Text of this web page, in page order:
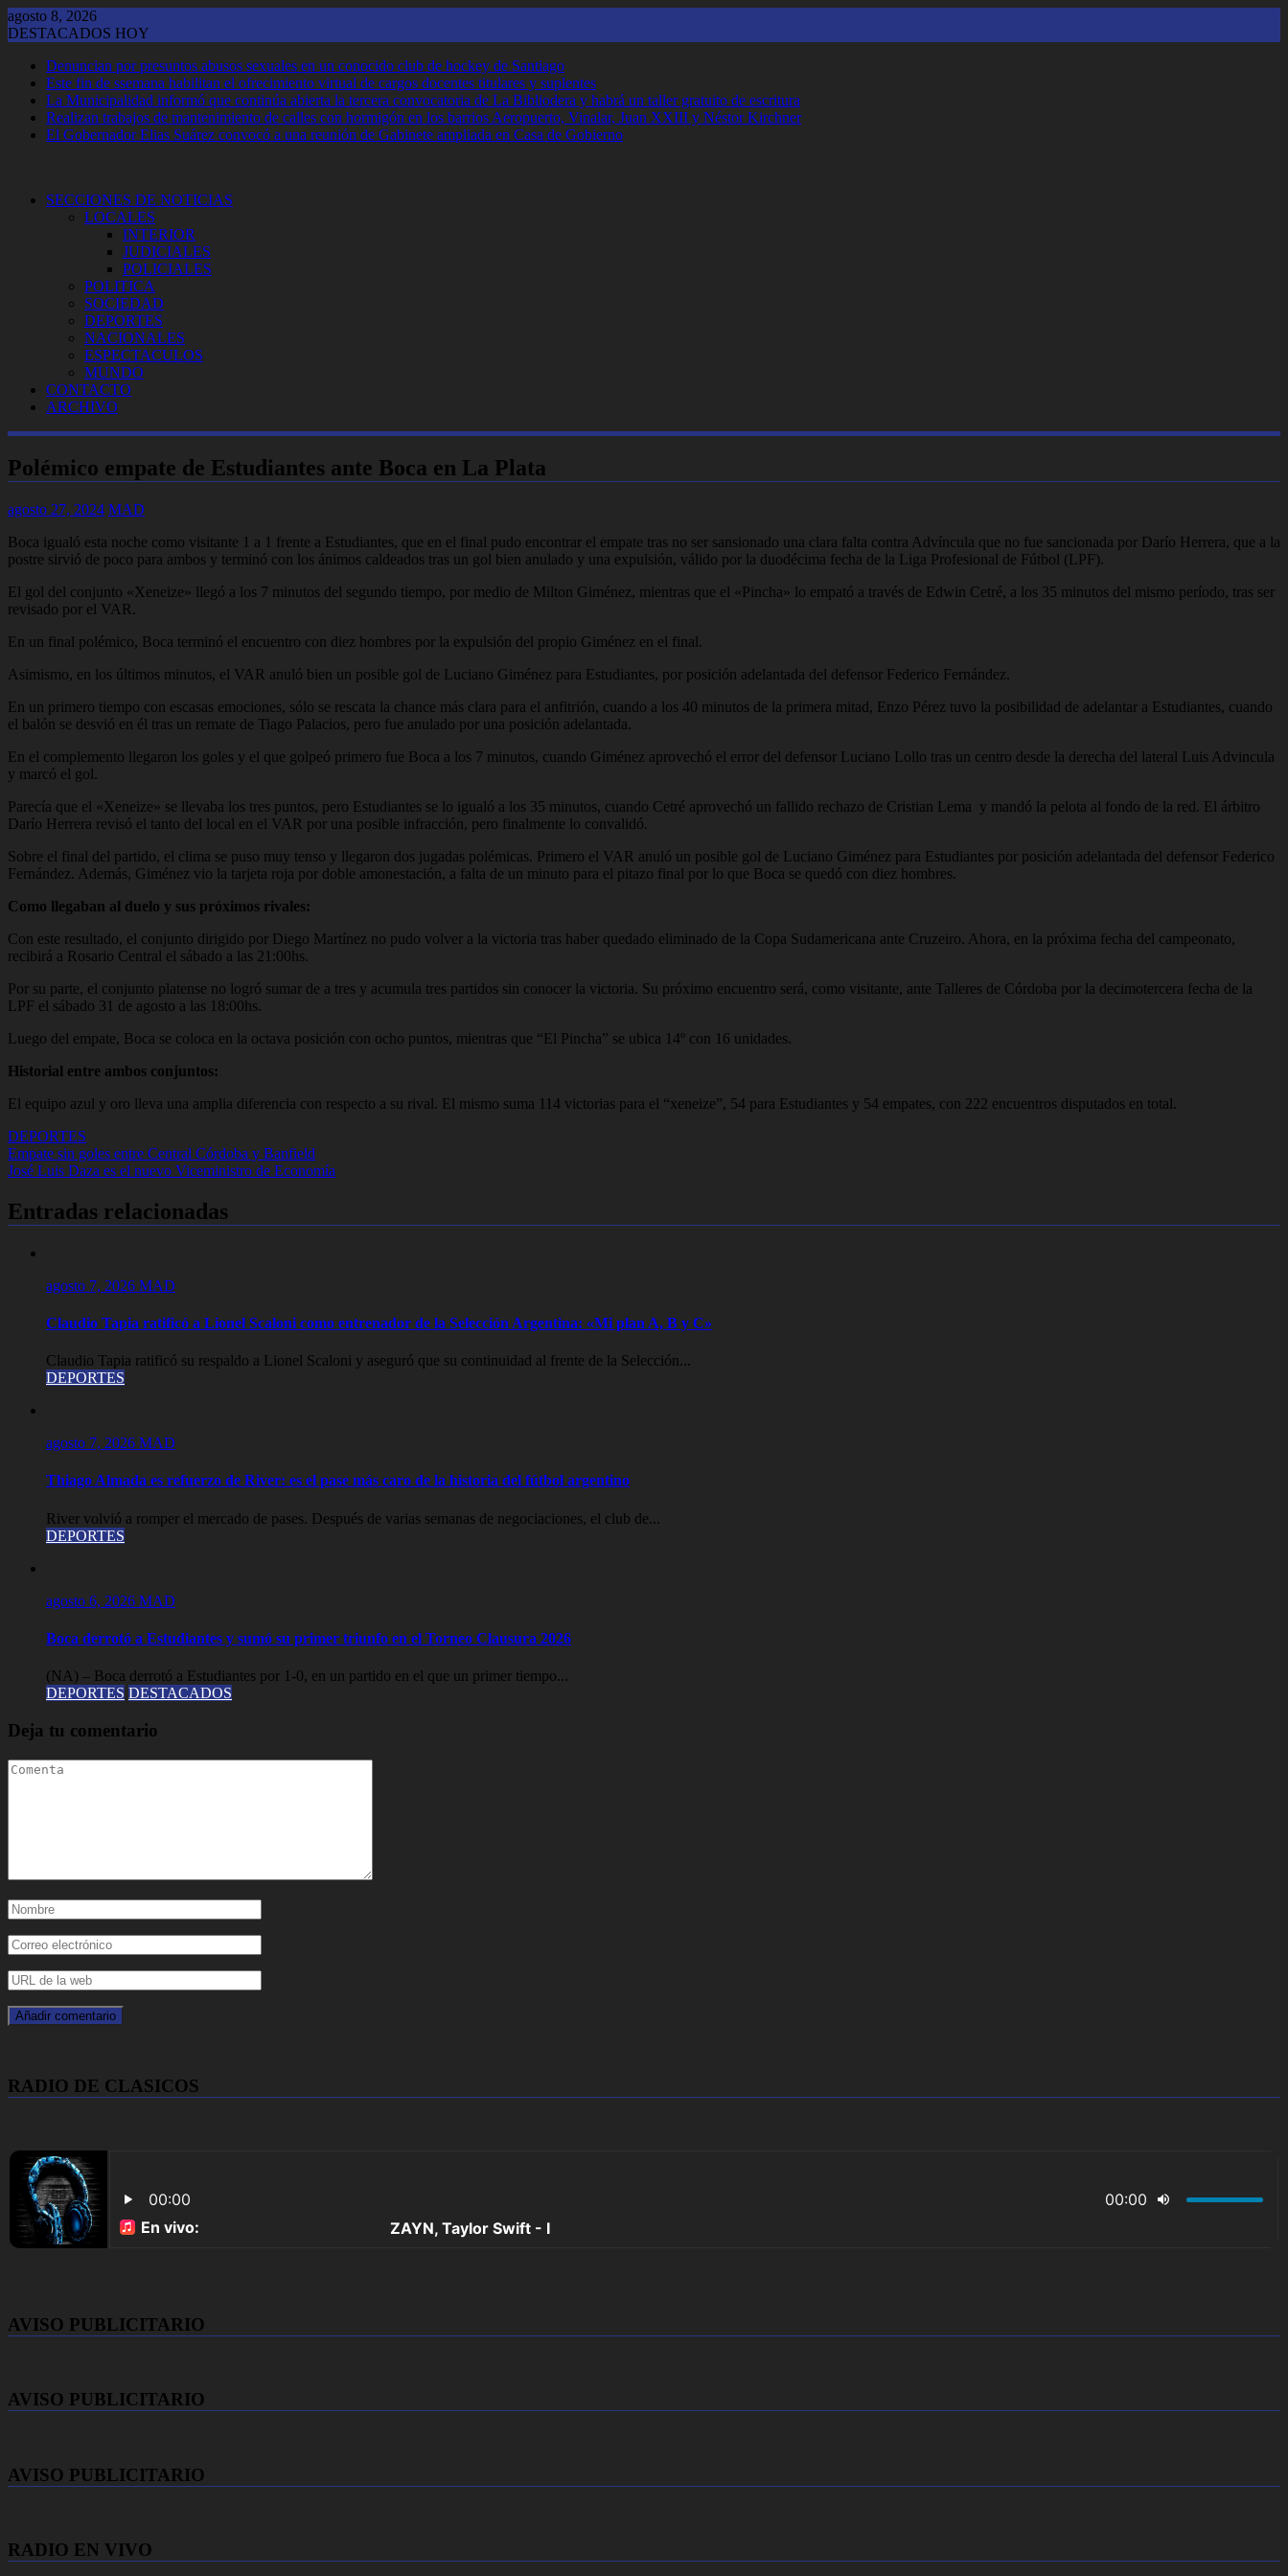
Saltar
al
agosto 8, 2026
DESTACADOS HOY
Denuncian por presuntos abusos sexuales en un conocido club de hockey de Santiago
Este fin de ssemana habilitan el ofrecimiento virtual de cargos docentes titulares y suplentes
La Municipalidad informó que continúa abierta la tercera convocatoria de La Bibliodera y habrá un taller gratuito de escritura
Realizan trabajos de mantenimiento de calles con hormigón en los barrios Aeropuerto, Vinalar, Juan XXIII y Néstor Kirchner
El Gobernador Elias Suárez convocó a una reunión de Gabinete ampliada en Casa de Gobierno
SECCIONES DE NOTICIAS
LOCALES
INTERIOR
JUDICIALES
POLICIALES
POLITICA
SOCIEDAD
DEPORTES
NACIONALES
ESPECTACULOS
MUNDO
CONTACTO
ARCHIVO
Polémico empate de Estudiantes ante Boca en La Plata
agosto 27, 2024 MAD
Boca igualó esta noche como visitante 1 a 1 frente a Estudiantes, que en el final pudo encontrar el empate tras no ser sansionado una clara falta contra Advíncula que no fue sancionada por Darío Herrera, que a la
postre sirvió de poco para ambos y terminó con los ánimos caldeados tras un gol bien anulado y una expulsión, válido por la duodécima fecha de la Liga Profesional de Fútbol (LPF).
El gol del conjunto «Xeneize» llegó a los 7 minutos del segundo tiempo, por medio de Milton Giménez, mientras que el «Pincha» lo empató a través de Edwin Cetré, a los 35 minutos del mismo período, tras ser
revisado por el VAR.
En un final polémico, Boca terminó el encuentro con diez hombres por la expulsión del propio Giménez en el final.
Asimismo, en los últimos minutos, el VAR anuló bien un posible gol de Luciano Giménez para Estudiantes, por posición adelantada del defensor Federico Fernández.
En un primero tiempo con escasas emociones, sólo se rescata la chance más clara para el anfitrión, cuando a los 40 minutos de la primera mitad, Enzo Pérez tuvo la posibilidad de adelantar a Estudiantes, cuando
el balón se desvió en él tras un remate de Tiago Palacios, pero fue anulado por una posición adelantada.
En el complemento llegaron los goles y el que golpeó primero fue Boca a los 7 minutos, cuando Giménez aprovechó el error del defensor Luciano Lollo tras un centro desde la derecha del lateral Luis Advincula
y marcó el gol.
Parecía que el «Xeneize» se llevaba los tres puntos, pero Estudiantes se lo igualó a los 35 minutos, cuando Cetré aprovechó un fallido rechazo de Cristian Lema y mandó la pelota al fondo de la red. El árbitro
Darío Herrera revisó el tanto del local en el VAR por una posible infracción, pero finalmente lo convalidó.
Sobre el final del partido, el clima se puso muy tenso y llegaron dos jugadas polémicas. Primero el VAR anuló un posible gol de Luciano Giménez para Estudiantes por posición adelantada del defensor Federico
Fernández. Además, Giménez vio la tarjeta roja por doble amonestación, a falta de un minuto para el pitazo final por lo que Boca se quedó con diez hombres.
Como llegaban al duelo y sus próximos rivales:
Con este resultado, el conjunto dirigido por Diego Martínez no pudo volver a la victoria tras haber quedado eliminado de la Copa Sudamericana ante Cruzeiro. Ahora, en la próxima fecha del campeonato,
recibirá a Rosario Central el sábado a las 21:00hs.
Por su parte, el conjunto platense no logró sumar de a tres y acumula tres partidos sin conocer la victoria. Su próximo encuentro será, como visitante, ante Talleres de Córdoba por la decimotercera fecha de la
LPF el sábado 31 de agosto a las 18:00hs.
Luego del empate, Boca se coloca en la octava posición con ocho puntos, mientras que “El Pincha” se ubica 14º con 16 unidades.
Historial entre ambos conjuntos:
El equipo azul y oro lleva una amplia diferencia con respecto a su rival. El mismo suma 114 victorias para el “xeneize”, 54 para Estudiantes y 54 empates, con 222 encuentros disputados en total.
DEPORTES
Navegación
de
entradas
Empate sin goles entre Central Córdoba y Banfield
José Luis Daza es el nuevo Viceministro de Economía
Entradas relacionadas
agosto 7, 2026 MAD
Claudio Tapia ratificó a Lionel Scaloni como entrenador de la Selección Argentina: «Mi plan A, B y C»
Claudio Tapia ratificó su respaldo a Lionel Scaloni y aseguró que su continuidad al frente de la Selección...
DEPORTES
agosto 7, 2026 MAD
Thiago Almada es refuerzo de River: es el pase más caro de la historia del fútbol argentino
River volvió a romper el mercado de pases. Después de varias semanas de negociaciones, el club de...
DEPORTES
agosto 6, 2026 MAD
Boca derrotó a Estudiantes y sumó su primer triunfo en el Torneo Clausura 2026
(NA) – Boca derrotó a Estudiantes por 1-0, en un partido en el que un primer tiempo...
DEPORTES DESTACADOS
Deja tu comentario
RADIO DE CLASICOS
AVISO PUBLICITARIO
AVISO PUBLICITARIO
AVISO PUBLICITARIO
RADIO EN VIVO